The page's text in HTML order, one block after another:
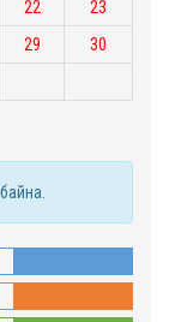
22
23
29
30